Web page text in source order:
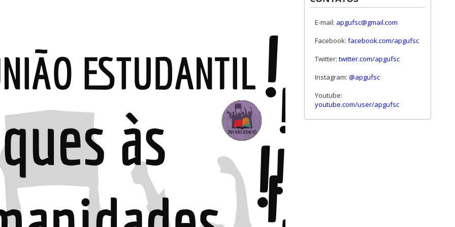
E-mail: apgufsc@gmail.com
Facebook: facebook.com/apgufsc
Twitter: twitter.com/apgufsc
Instagram: @apgufsc
Youtube:
youtube.com/user/apgufsc